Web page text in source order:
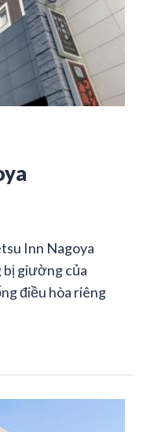
Inn Nagoya
giường của
điều hòa riêng